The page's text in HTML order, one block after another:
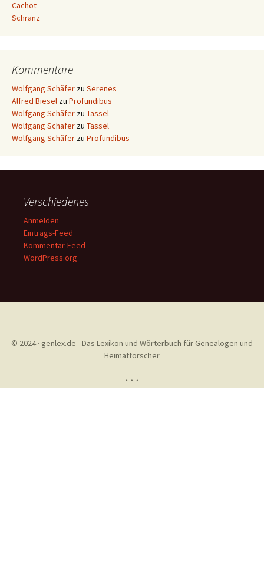
Cachot
Schranz
Kommentare
Wolfgang Schäfer zu Serenes
Alfred Biesel zu Profundibus
Wolfgang Schäfer zu Tassel
Wolfgang Schäfer zu Tassel
Wolfgang Schäfer zu Profundibus
Verschiedenes
Anmelden
Eintrags-Feed
Kommentar-Feed
WordPress.org
© 2024 · genlex.de - Das Lexikon und Wörterbuch für Genealogen und
Heimatforscher
* * *